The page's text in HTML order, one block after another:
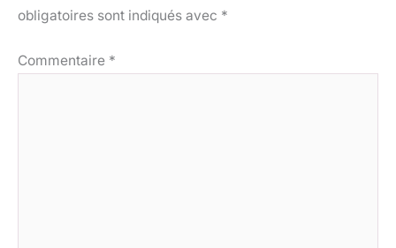
obligatoires sont indiqués avec *
Commentaire *